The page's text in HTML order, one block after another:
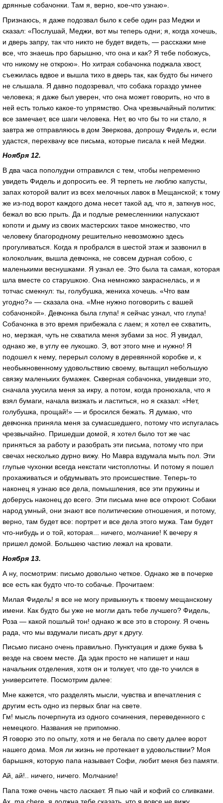
дрянные собачонки. Там я, верно, кое-что узнаю».
Признаюсь, я даже подозвал было к себе один раз Меджи и
сказал: «Послушай, Меджи, вот мы теперь одни; я, когда хочешь,
и дверь запру, так что никто не будет видеть, — расскажи мне
все, что знаешь про барышню, что она и как? Я тебе побожусь,
что никому не открою». Но хитрая собачонка поджала хвост,
съежилась вдвое и вышла тихо в дверь так, как будто бы ничего
не слышала. Я давно подозревал, что собака гораздо умнее
человека; я даже был уверен, что она может говорить, но что в
ней есть только какое-то упрямство. Она чрезвычайный политик:
все замечает, все шаги человека. Нет, во что бы то ни стало, я
завтра же отправляюсь в дом Зверкова, допрошу Фидель и, если
удастся, перехвачу все письма, которые писала к ней Меджи.
Ноября 12.
В два часа пополудни отправился с тем, чтобы непременно
увидеть Фидель и допросить ее. Я терпеть не люблю капусты,
запах которой валит из всех мелочных лавок в Мещанской; к тому
же из-под ворот каждого дома несет такой ад, что я, заткнув нос,
бежал во всю прыть. Да и подлые ремесленники напускают
копоти и дыму из своих мастерских такое множество, что
человеку благородному решительно невозможно здесь
прогуливаться. Когда я пробрался в шестой этаж и зазвонил в
колокольчик, вышла девчонка, не совсем дурная собою, с
маленькими веснушками. Я узнал ее. Это была та самая, которая
шла вместе со старушкою. Она немножко закраснелась, и я
тотчас смекнул: ты, голубушка, жениха хочешь. «Что вам
угодно?» — сказала она. «Мне нужно поговорить с вашей
собачонкой». Девчонка была глупа! я сейчас узнал, что глупа!
Собачонка в это время прибежала с лаем; я хотел ее схватить,
но, мерзкая, чуть не схватила меня зубами за нос. Я увидал,
однако же, в углу ее лукошко. Э, вот этого мне и нужно! Я
подошел к нему, перерыл солому в деревянной коробке и, к
необыкновенному удовольствию своему, вытащил небольшую
связку маленьких бумажек. Скверная собачонка, увидевши это,
сначала укусила меня за икру, а потом, когда пронюхала, что я
взял бумаги, начала визжать и ластиться, но я сказал: «Нет,
голубушка, прощай!» — и бросился бежать. Я думаю, что
девчонка приняла меня за сумасшедшего, потому что испугалась
чрезвычайно. Пришедши домой, я хотел было тот же час
приняться за работу и разобрать эти письма, потому что при
свечах несколько дурно вижу. Но Мавра вздумала мыть пол. Эти
глупые чухонки всегда некстати чистоплотны. И потому я пошел
прохаживаться и обдумывать это происшествие. Теперь-то
наконец я узнаю все дела, помышления, все эти пружины и
доберусь наконец до всего. Эти письма мне все откроют. Собаки
народ умный, они знают все политические отношения, и потому,
верно, там будет все: портрет и все дела этого мужа. Там будет
что-нибудь и о той, которая... ничего, молчание! К вечеру я
пришел домой. Большею частию лежал на кровати.
Ноября 13.
А ну, посмотрим: письмо довольно четкое. Однако же в почерке
все есть как будто что-то собачье. Прочитаем:
Милая Фидель! я все не могу привыкнуть к твоему мещанскому
имени. Как будто бы уже не могли дать тебе лучшего? Фидель,
Роза — какой пошлый тон! однако ж все это в сторону. Я очень
рада, что мы вздумали писать друг к другу.
Письмо писано очень правильно. Пунктуация и даже буква ѣ
везде на своем месте. Да эдак просто не напишет и наш
начальник отделения, хотя он и толкует, что где-то учился в
университете. Посмотрим далее:
Мне кажется, что разделять мысли, чувства и впечатления с
другим есть одно из первых благ на свете.
Гм! мысль почерпнута из одного сочинения, переведенного с
немецкого. Названия не припомню.
Я говорю это по опыту, хотя и не бегала по свету далее ворот
нашего дома. Моя ли жизнь не протекает в удовольствии? Моя
барышня, которую папа называет Софи, любит меня без памяти.
Ай, ай!.. ничего, ничего. Молчание!
Папа тоже очень часто ласкает. Я пью чай и кофий со сливками.
Ах, ma chere, я должна тебе сказать, что я вовсе не вижу